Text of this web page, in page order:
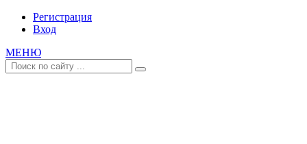
Регистрация
Вход
МЕНЮ